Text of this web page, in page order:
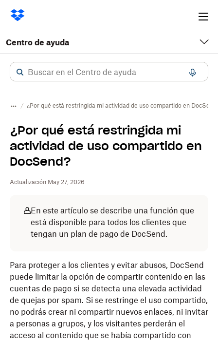
Centro de ayuda
¿Por qué está restringida mi actividad de uso compartido en
¿Por qué está restringida mi
actividad de uso compartido en
DocSend?
Actualización May 27, 2026
En este artículo se describe una función que
está disponible para todos los clientes que
tengan un plan de pago de DocSend.
Para proteger a los clientes y evitar abusos, DocSend
puede limitar la opción de compartir contenido en las
cuentas de pago si se detecta una elevada actividad
de quejas por spam. Si se restringe el uso compartido,
no podrás crear ni compartir nuevos enlaces, ni invitar
a personas a grupos, y los visitantes perderán el
acceso al contenido que se había compartido con